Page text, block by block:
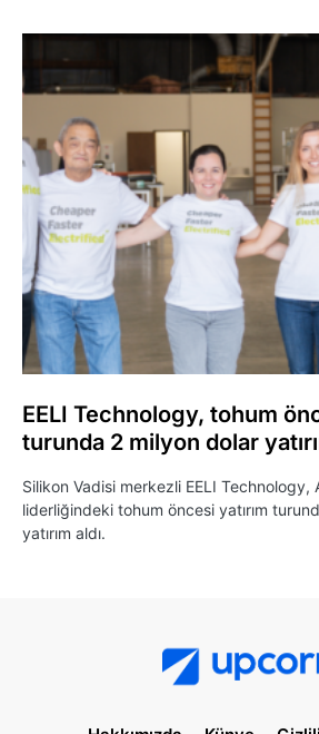
EELI Technology, tohum
turunda 2 milyon dolar
Silikon Vadisi merkezli EELI Technology,
liderliğindeki tohum öncesi yatırım
yatırım aldı.